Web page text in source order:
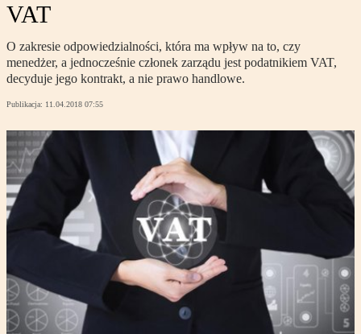
VAT
O zakresie odpowiedzialności, która ma wpływ na to, czy
menedżer, a jednocześnie członek zarządu jest podatnikiem VAT,
decyduje jego kontrakt, a nie prawo handlowe.
Publikacja: 11.04.2018 07:55